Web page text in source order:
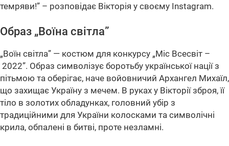
темряви!” – розповідає Вікторія у своєму Instagram.
Oбраз „Воїна світла”
„Воїн світла” — костюм для конкурсу „Міс Всесвіт –
2022”. Образ символізує боротьбу української нації з
пітьмою та оберігає, наче войовничий Архангел Михаїл,
що захищає Україну з мечем. В руках у Вікторії зброя, її
тіло в золотих обладунках, головний убір з
традиційними для України колосками та символічні
крила, обпалені в битві, проте незламні.